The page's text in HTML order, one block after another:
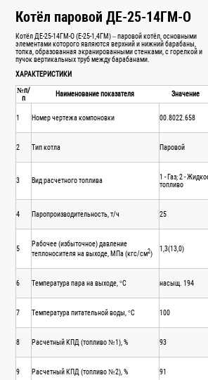
Котёл паровой ДЕ-25-14ГМ-О
Котёл ДЕ-25-14ГМ-О (Е-25-1,4ГМ) – паровой котёл, основными
элементами которого являются верхний и нижний барабаны,
топка, образованная экранированными стенками, с горелкой и
пучок вертикальных труб между барабанами.
ХАРАКТЕРИСТИКИ
№п/
п
Наименование показателя Значение
1 Номер чертежа компоновки 00.8022.658
2 Тип котла Паровой
3 Вид расчетного топлива
1 - Газ; 2 -
топливо
4 Паропроизводительность, т/ч 25
5
Рабочее (избыточное) давление
теплоносителя на выходе, МПа (кгс/см2)
1,3(13,0)
6 Температура пара на выходе, °С насыщ. 194
7 Температура питательной воды, °С 100
8 Расчетный КПД (топливо №1), % 93
9 Расчетный КПД (топливо №2), % 91